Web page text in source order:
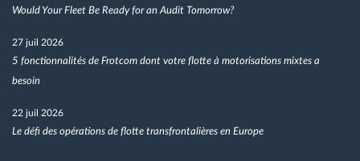
Would Your Fleet Be Ready for an Audit Tomorrow?
27 juil 2026
5 fonctionnalités de Frotcom dont votre flotte à motorisations mixtes a
besoin
22 juil 2026
Le défi des opérations de flotte transfrontalières en Europe